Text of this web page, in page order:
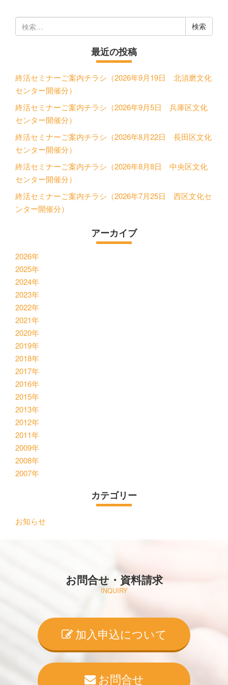
検
索:
最近の投稿
終活セミナーご案内チラシ（2026年9月19日 北須磨文化
センター開催分）
終活セミナーご案内チラシ（2026年9月5日 兵庫区文化
センター開催分）
終活セミナーご案内チラシ（2026年8月22日 長田区文化
センター開催分）
終活セミナーご案内チラシ（2026年8月8日 中央区文化
センター開催分）
終活セミナーご案内チラシ（2026年7月25日 西区文化セ
ンター開催分）
アーカイブ
2026年
2025年
2024年
2023年
2022年
2021年
2020年
2019年
2018年
2017年
2016年
2015年
2013年
2012年
2011年
2009年
2008年
2007年
カテゴリー
お知らせ
お問合せ・資料請求
INQUIRY
加入申込について
お問合せ